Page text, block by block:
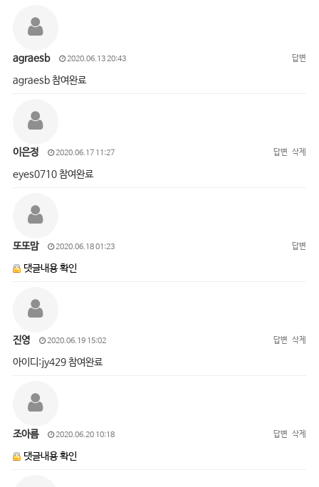
agraesb 2020.06.13 20:43 답변
agraesb 참여완료
이은정 2020.06.17 11:27 답변 삭제
eyes0710 참여완료
또또맘 2020.06.18 01:23 답변
댓글내용 확인
진영 2020.06.19 15:02 답변 삭제
아이디:jy429 참여완료
조아름 2020.06.20 10:18 답변 삭제
댓글내용 확인